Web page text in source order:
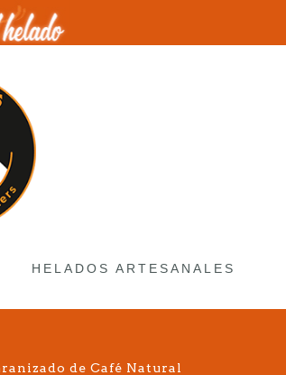
HELADOS ARTESANALES
de Café Natural